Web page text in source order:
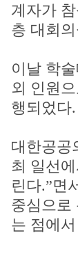
계자가
층 대회
이날 학
외 인원
행되었다.
대한공공
최 일선
린다.”면
중심으로
는 점에